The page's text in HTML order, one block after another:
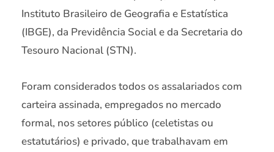
Instituto Brasileiro de Geografia e Estatística
(IBGE), da Previdência Social e da Secretaria do
Tesouro Nacional (STN).
Foram considerados todos os assalariados com
carteira assinada, empregados no mercado
formal, nos setores público (celetistas ou
estatutários) e privado, que trabalhavam em